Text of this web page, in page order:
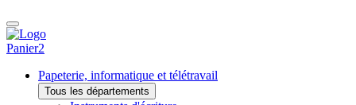
Panier2
Papeterie, informatique et télétravail
Tous les départements